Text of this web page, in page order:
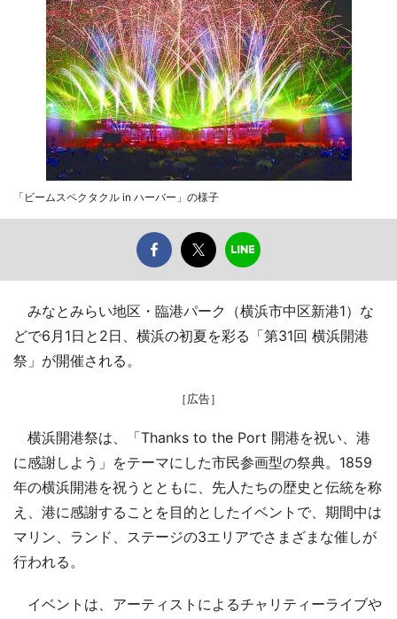
「ビームスペクタクル in ハーバー」の様子
みなとみらい地区・臨港パーク（横浜市中区新港1）な
どで6月1日と2日、横浜の初夏を彩る「第31回 横浜開港
祭」が開催される。
［広告］
横浜開港祭は、「Thanks to the Port 開港を祝い、港
に感謝しよう」をテーマにした市民参画型の祭典。1859
年の横浜開港を祝うとともに、先人たちの歴史と伝統を称
え、港に感謝することを目的としたイベントで、期間中は
マリン、ランド、ステージの3エリアでさまざまな催しが
行われる。
イベントは、アーティストによるチャリティーライブや